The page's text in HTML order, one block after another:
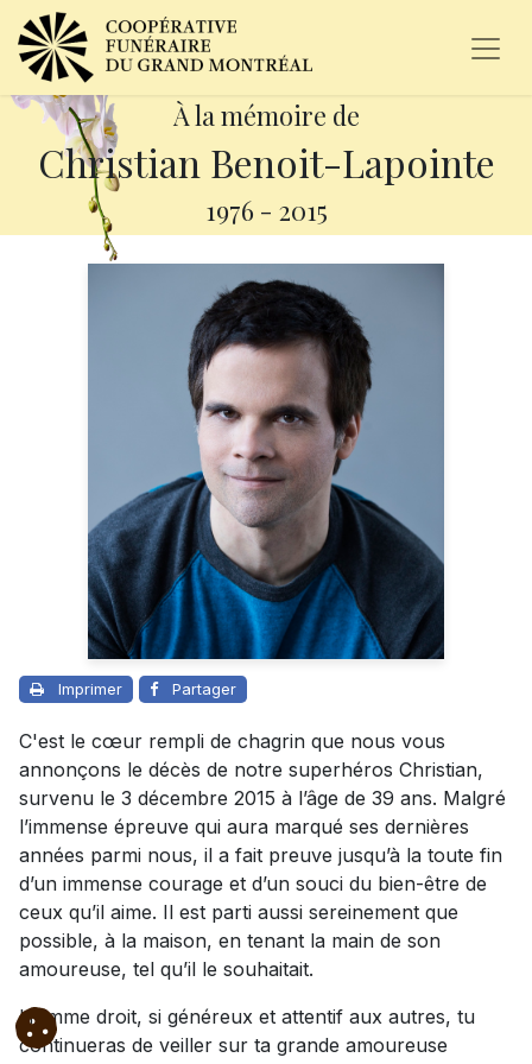
À la mémoire de
Christian Benoit-Lapointe
1976 - 2015
Imprimer Partager
C'est le cœur rempli de chagrin que nous vous
annonçons le décès de notre superhéros Christian,
survenu le 3 décembre 2015 à l’âge de 39 ans. Malgré
l’immense épreuve qui aura marqué ses dernières
années parmi nous, il a fait preuve jusqu’à la toute fin
d’un immense courage et d’un souci du bien-être de
ceux qu’il aime. Il est parti aussi sereinement que
possible, à la maison, en tenant la main de son
amoureuse, tel qu’il le souhaitait.
Homme droit, si généreux et attentif aux autres, tu
continueras de veiller sur ta grande amoureuse